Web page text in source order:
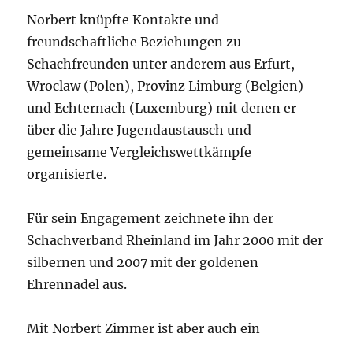
Norbert knüpfte Kontakte und
freundschaftliche Beziehungen zu
Schachfreunden unter anderem aus Erfurt,
Wroclaw (Polen), Provinz Limburg (Belgien)
und Echternach (Luxemburg) mit denen er
über die Jahre Jugendaustausch und
gemeinsame Vergleichswettkämpfe
organisierte.
Für sein Engagement zeichnete ihn der
Schachverband Rheinland im Jahr 2000 mit der
silbernen und 2007 mit der goldenen
Ehrennadel aus.
Mit Norbert Zimmer ist aber auch ein